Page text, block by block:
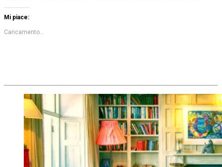
Mi piace:
Caricamento...